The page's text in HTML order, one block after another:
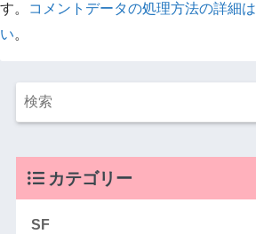
す。
コメントデータの処理方法の詳細
い。
カテゴリー
SF